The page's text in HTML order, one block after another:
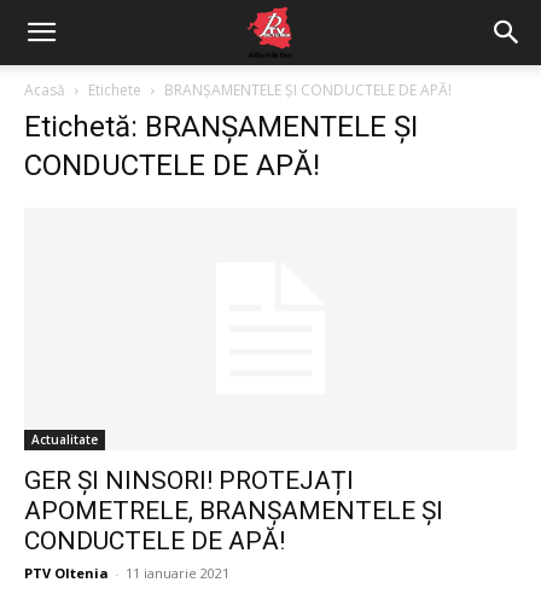
Acasă Etichete BRANȘAMENTELE ȘI CONDUCTELE DE APĂ!
Etichetă: BRANȘAMENTELE ȘI
CONDUCTELE DE APĂ!
Actualitate
GER ȘI NINSORI! PROTEJAȚI
APOMETRELE, BRANȘAMENTELE ȘI
CONDUCTELE DE APĂ!
PTV Oltenia - 11 ianuarie 2021